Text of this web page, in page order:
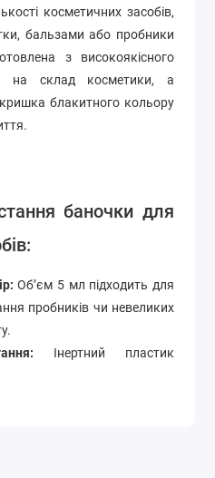
косметичних засобів,
бальзами або пробники
з високоякісного
склад косметики, а
блакитного кольору
баночки для
Об’єм 5 мл підходить для
пробників чи невеликих
Інертний пластик
її властивості.